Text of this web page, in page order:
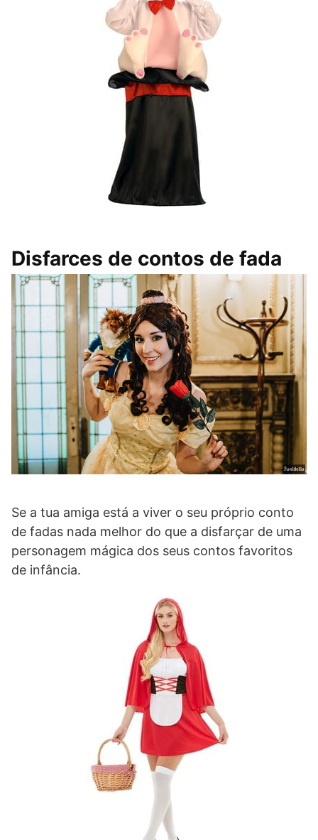
Disfarces de contos de fada
Se a tua amiga está a viver o seu próprio conto
de fadas nada melhor do que a disfarçar de uma
personagem mágica dos seus contos favoritos
de infância.